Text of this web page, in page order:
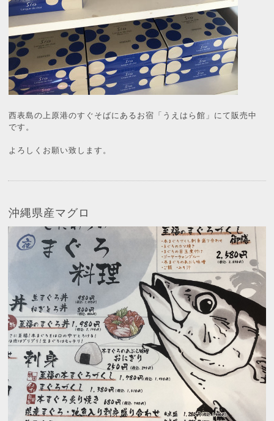
西表島の上原港のすぐそばにあるお宿「うえはら館」にて販売中
です。
よろしくお願い致します。
沖縄県産マグロ